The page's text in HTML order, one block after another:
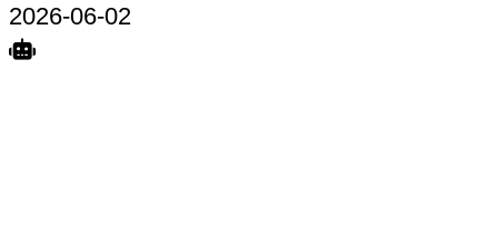
2026-06-02